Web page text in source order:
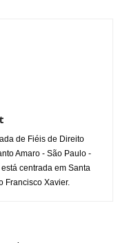
de Fiéis de Direito
Amaro - São Paulo -
centrada em Santa
Francisco Xavier.